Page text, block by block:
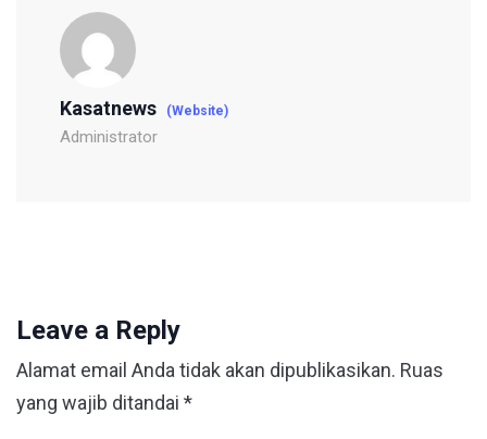
Kasatnews (Website)
Administrator
Leave a Reply
Alamat email Anda tidak akan dipublikasikan. Ruas
yang wajib ditandai *